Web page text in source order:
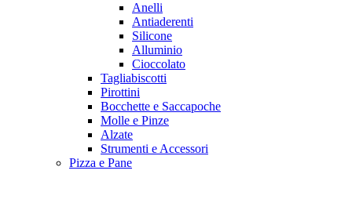
Anelli
Antiaderenti
Silicone
Alluminio
Cioccolato
Tagliabiscotti
Pirottini
Bocchette e Saccapoche
Molle e Pinze
Alzate
Strumenti e Accessori
Pizza e Pane